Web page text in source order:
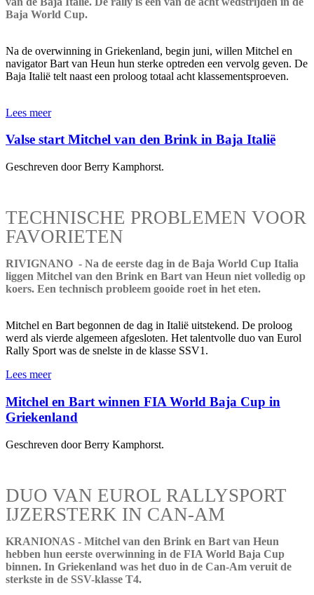
Baja World Cup.
Na de overwinning in Griekenland, begin juni, willen Mitchel en
navigator Bart van Heun hun sterke optreden een vervolg geven. De
Baja Italië telt naast een proloog totaal acht klassementsproeven.
Lees meer
Valse start Mitchel van den Brink in Baja Italië
Geschreven door Berry Kamphorst.
TECHNISCHE PROBLEMEN VOOR
FAVORIETEN
RIVIGNANO - Na de eerste dag in de Baja World Cup Italia
liggen Mitchel van den Brink en Bart van Heun niet volledig op
koers. Een technisch probleem gooide roet in het eten.
Mitchel en Bart begonnen de dag in Italië uitstekend. De proloog
werd als vierde algemeen afgesloten. Het talentvolle duo van Eurol
Rally Sport was de snelste in de klasse SSV1.
Lees meer
Mitchel en Bart winnen FIA World Baja Cup in
Griekenland
Geschreven door Berry Kamphorst.
DUO VAN EUROL RALLYSPORT
IJZERSTERK IN CAN-AM
KRANIONAS - Mitchel van den Brink en Bart van Heun
hebben hun eerste overwinning in de FIA World Baja Cup
binnen. In Griekenland was het duo in de Can-Am veruit de
sterkste in de SSV-klasse T4.